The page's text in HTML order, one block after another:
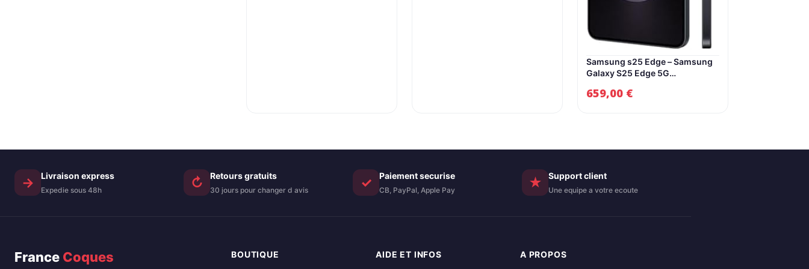
Samsung s25 Edge – Samsung
Galaxy S25 Edge 5G
659,00 €
→ Livraison express
Expedie sous 48h ↻ Retours gratuits
30 jours pour changer d avis ✓ Paiement securise
CB, PayPal, Apple Pay ★ Support client
Une equipe a votre ecoute
France Coques BOUTIQUE AIDE ET INFOS A PROPOS